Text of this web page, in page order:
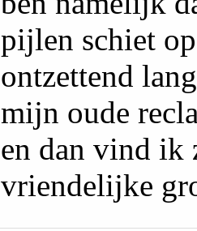
pijlen schiet
ontzettend
mijn oude
en dan vind ik
vriendelijke